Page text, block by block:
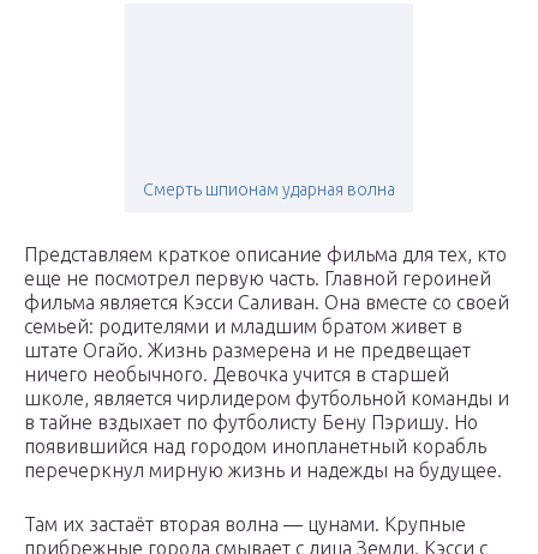
Смерть шпионам ударная волна
Представляем краткое описание фильма для тех, кто
еще не посмотрел первую часть. Главной героиней
фильма является Кэсси Саливан. Она вместе со своей
семьей: родителями и младшим братом живет в
штате Огайо. Жизнь размерена и не предвещает
ничего необычного. Девочка учится в старшей
школе, является чирлидером футбольной команды и
в тайне вздыхает по футболисту Бену Пэришу. Но
появившийся над городом инопланетный корабль
перечеркнул мирную жизнь и надежды на будущее.
Там их застаёт вторая волна — цунами. Крупные
прибрежные города смывает с лица Земли. Кэсси с